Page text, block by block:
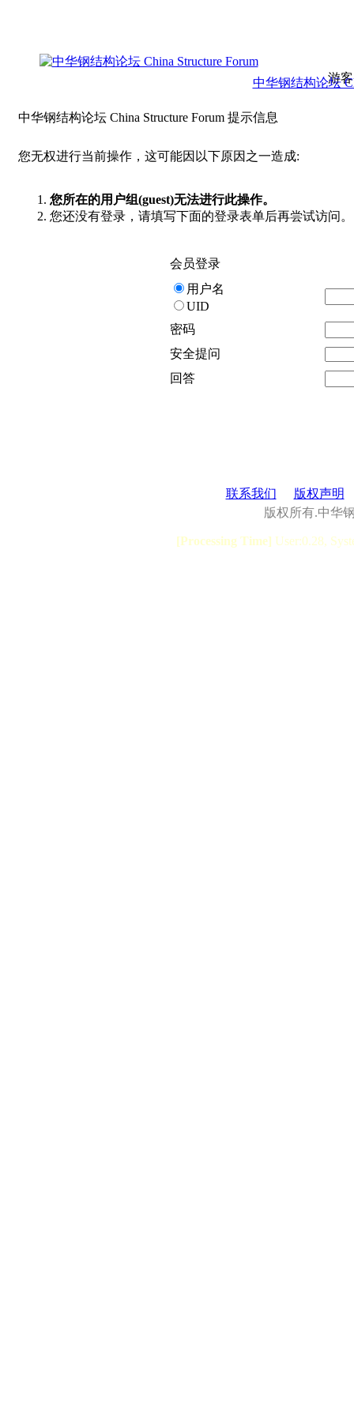
游
中华钢结构论坛
中华钢结构论坛 China Structure Forum 提示信息
您无权进行当前操作，这可能因以下原因之一造成:
您所在的用户组(guest)无法进行此操作。
您还没有登录，请填写下面的登录表单后再尝试访问。
会员登录
用户名
UID
密码
安全提问
回答
联系我们
版权声明
版权所有.中华
[Processing Time] User:0.28,